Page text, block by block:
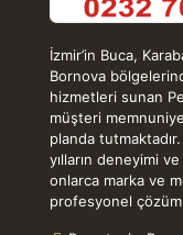
İzmir’in Buca,
Bornova
hizmetleri sunan
müşteri
planda
yılların deneyimi
onlarca marka ve
profesyonel